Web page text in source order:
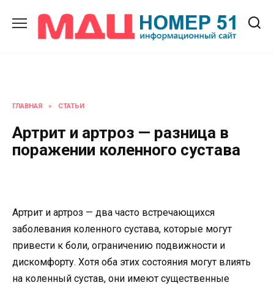
содержанию
ГЛАВНАЯ » СТАТЬИ
Артрит и артроз — разница в
поражении коленного сустава
Артрит и артроз — два часто встречающихся
заболевания коленного сустава, которые могут
привести к боли, ограничению подвижности и
дискомфорту. Хотя оба этих состояния могут влиять
на коленный сустав, они имеют существенные